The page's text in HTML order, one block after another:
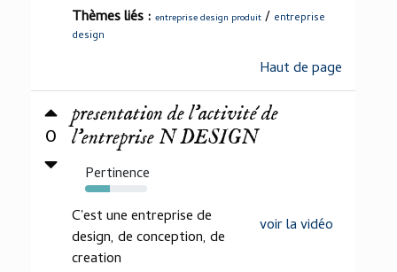
Thèmes liés : entreprise design produit / entreprise
design
Haut de page
0
presentation de l'activité de
l'entreprise N DESIGN
Pertinence
40%
voir la vidéo
C'est une entreprise de
design, de conception, de
creation